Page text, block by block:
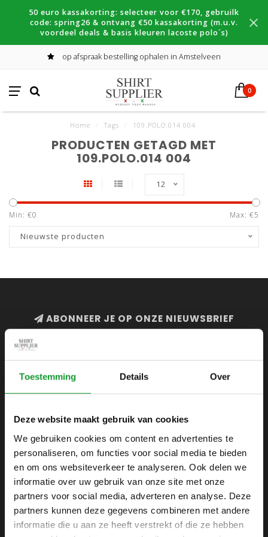
Toestemming Details Over
Deze website maakt gebruik van cookies
We gebruiken cookies om content en advertenties te
personaliseren, om functies voor social media te bieden
en om ons websiteverkeer te analyseren. Ook delen we
informatie over uw gebruik van onze site met onze
partners voor social media, adverteren en analyse. Deze
partners kunnen deze gegevens combineren met andere
informatie die u aan ze heeft verstrekt of die ze hebben
50 euro kassakorting: selecteer voor €170, gebruilk
code: spring26 & ontvang €50 kassakorting (m.u.v.
voordeel deals & basis kleuren lacoste polo´s)
op afspraak bestelling ophalen in Amstelveen
0
Home Tags 109.POLO.014 004
PRODUCTEN GETAGD MET
109.POLO.014 004
12
Min: €0 Max: €5
Nieuwste producten
ABONNEER JE OP ONZE NIEUWSBRIEF
SHIRTSUPPLIER.NL
Webshop voor mannen
Zijlijnstraat 24
1433 DC
Kudelstaart
+31 6 42 52 32 80